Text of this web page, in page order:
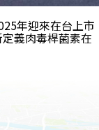
年迎來在台上市
義肉毒桿菌素在